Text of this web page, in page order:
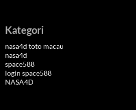
Kategori
nasa4d toto macau
nasa4d
space588
login space588
NASA4D